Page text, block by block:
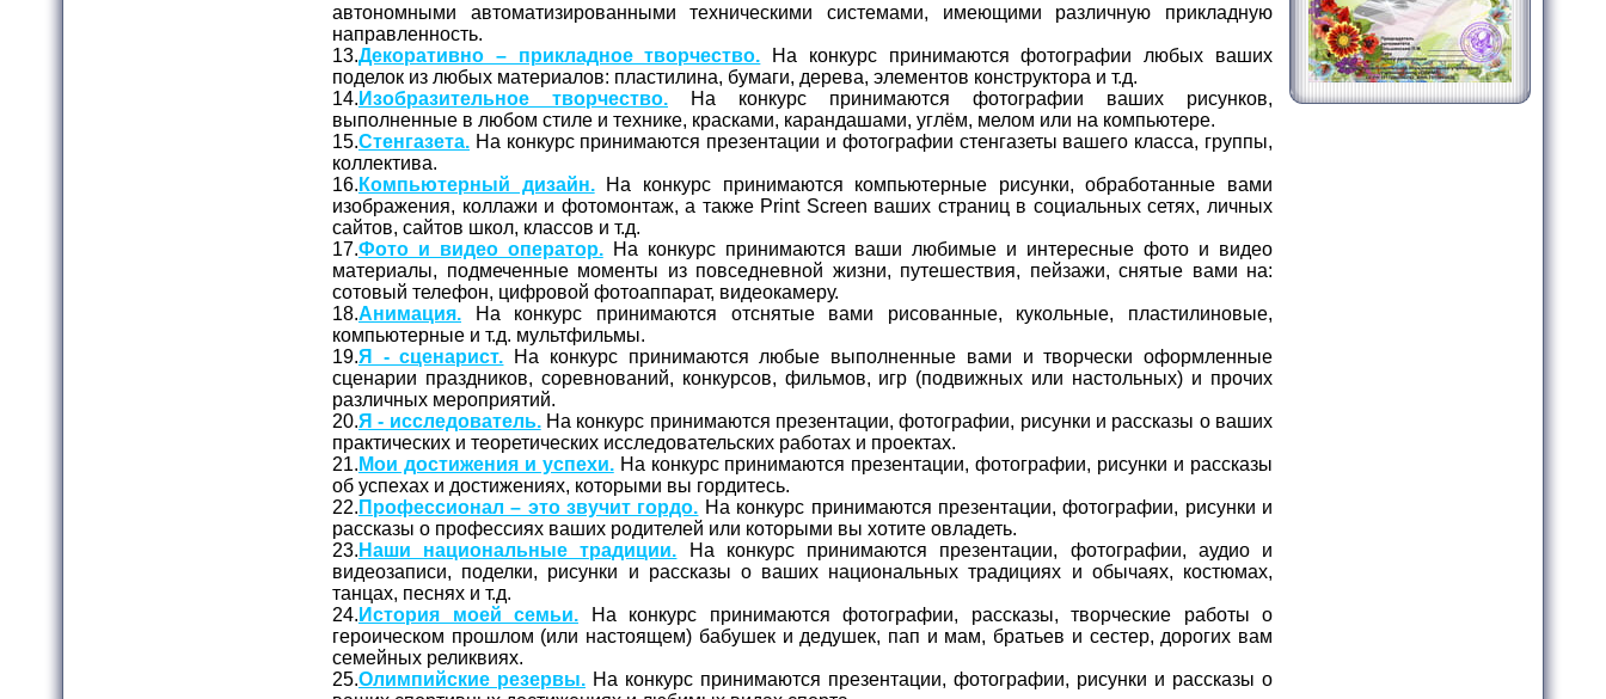
автономными автоматизированными техническими системами, имеющими различную прикладную
направленность.
13.Декоративно – прикладное творчество. На конкурс принимаются фотографии любых ваших
поделок из любых материалов: пластилина, бумаги, дерева, элементов конструктора и т.д.
14. Изобразительное творчество. На конкурс принимаются фотографии ваших рисунков,
выполненные в любом стиле и технике, красками, карандашами, углём, мелом или на компьютере.
15.Стенгазета. На конкурс принимаются презентации и фотографии стенгазеты вашего класса, группы,
коллектива.
16. Компьютерный дизайн.На конкурс принимаются компьютерные рисунки, обработанные вами
изображения, коллажи и фотомонтаж, а также Print Screen ваших страниц в социальных сетях, личных
сайтов, сайтов школ, классов и т.д.
17.Фото и видео оператор.
На конкурс принимаются ваши любимые и интересные фото и видео
материалы, подмеченные моменты из повседневной жизни, путешествия, пейзажи, снятые вами на:
сотовый телефон, цифровой фотоаппарат, видеокамеру.
18.Анимация. На конкурс принимаются отснятые вами рисованные, кукольные, пластилиновые,
компьютерные и т.д. мультфильмы.
19.Я - сценарист. На конкурс принимаются любые выполненные вами и творчески оформленные
сценарии праздников, соревнований, конкурсов, фильмов, игр (подвижных или настольных) и прочих
различных мероприятий.
20.Я - исследователь. На конкурс принимаются презентации, фотографии, рисунки и рассказы о ваших
практических и теоретических исследовательских работах и проектах.
21. Мои достижения и успехи.На конкурс принимаются презентации, фотографии, рисунки и рассказы
об успехах и достижениях, которыми вы гордитесь.
22. Профессионал – это звучит гордо. На конкурс принимаются презентации, фотографии, рисунки и
рассказы о профессиях ваших родителей или которыми вы хотите овладеть.
23. Наши национальные традиции. На конкурс принимаются презентации, фотографии, аудио и
видеозаписи, поделки, рисунки и рассказы о ваших национальных традициях и обычаях, костюмах,
танцах, песнях и т.д.
24. История моей семьи.
На конкурс принимаются фотографии, рассказы, творческие работы о
героическом прошлом (или настоящем) бабушек и дедушек, пап и мам, братьев и сестер, дорогих вам
семейных реликвиях.
25.Олимпийские резервы. На конкурс принимаются презентации, фотографии, рисунки и рассказы о